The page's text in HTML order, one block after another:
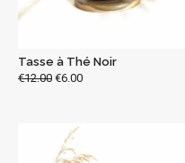
Tasse à Thé Noir
€12.00 €6.00